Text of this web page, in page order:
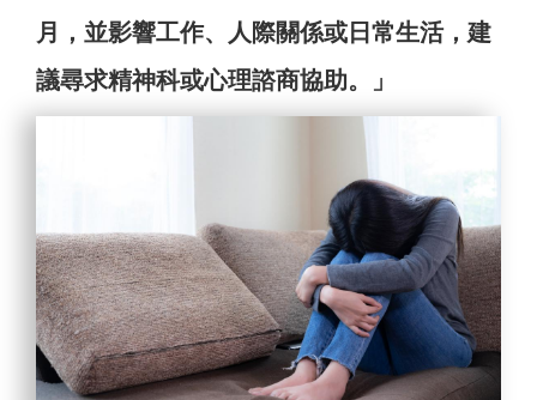
月，並影響工作、人際關係或日常生活，建
議尋求精神科或心理諮商協助。」